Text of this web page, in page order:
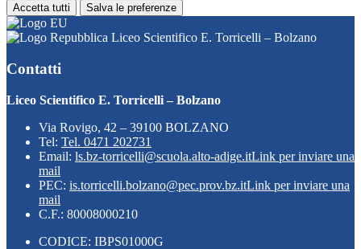
Accetta tutti Salva le preferenze
Liceo Scientifico E. Torricelli – Bolzano
Contatti
Liceo Scientifico E. Torricelli – Bolzano
Via Rovigo, 42 – 39100 BOLZANO
Tel: Tel. 0471 202731
Email: ls.bz-torricelli@scuola.alto-adige.itLink per inviare una
mail
PEC: is.torricelli.bolzano@pec.prov.bz.itLink per inviare una
mail
C.F.: 80008000210
CODICE: IBPS01000G